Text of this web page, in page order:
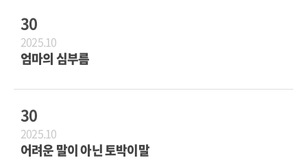
30
2025.10
엄마의 심부름
30
2025.10
어려운 말이 아닌 토박이말